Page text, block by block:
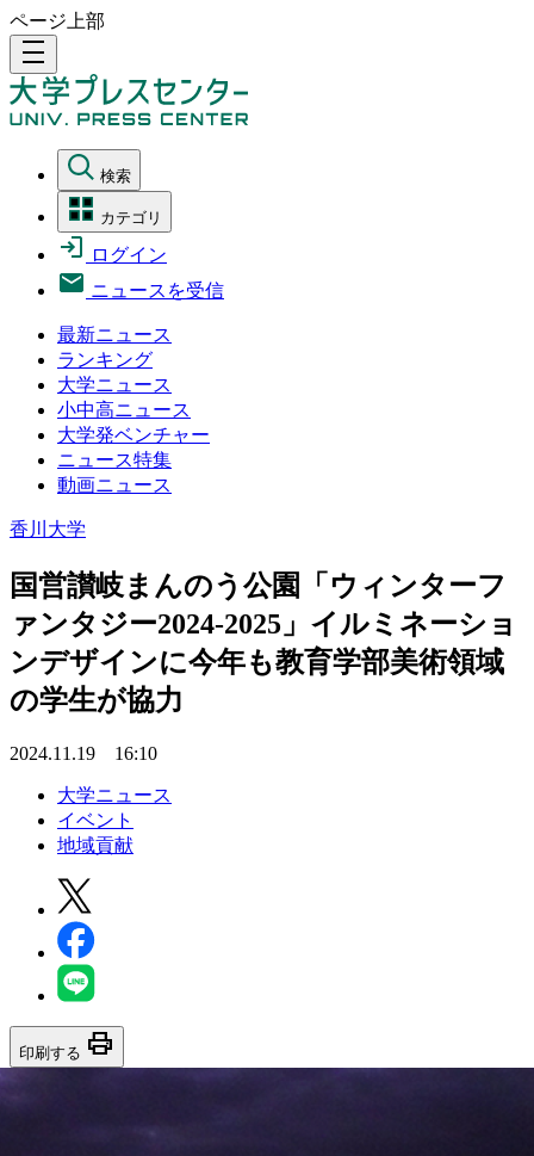
ページ上部
density_medium
検索
カテゴリ
ログイン
ニュースを受信
最新ニュース
ランキング
大学ニュース
小中高ニュース
大学発ベンチャー
ニュース特集
動画ニュース
香川大学
国営讃岐まんのう公園「ウィンターフ
ァンタジー2024-2025」イルミネーショ
ンデザインに今年も教育学部美術領域
の学生が協力
2024.11.19 16:10
大学ニュース
イベント
地域貢献
印刷する print